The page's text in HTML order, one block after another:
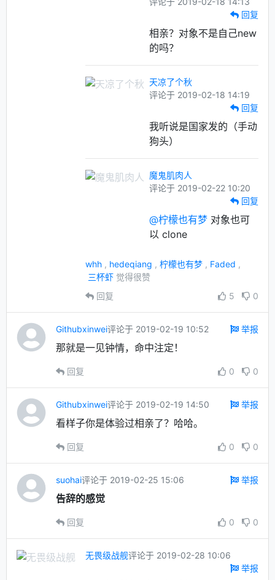
回复
相亲？对象不是自己new
的吗？
天凉了个秋
评论于 2019-02-18 14:19
回复
我听说是国家发的（手动
狗头）
魔鬼肌肉人
评论于 2019-02-22 10:20
回复
@柠檬也有梦 对象也可
以 clone
whh , hedeqiang , 柠檬也有梦 , Faded ,
三杯虾 觉得很赞
回复
5 0
Githubxinwei评论于 2019-02-19 10:52 举报
那就是一见钟情，命中注定！
回复 0 0
Githubxinwei评论于 2019-02-19 14:50 举报
看样子你是体验过相亲了？哈哈。
回复 0 0
suohai评论于 2019-02-25 15:06 举报
告辞的感觉
回复 0 0
无畏级战舰评论于 2019-02-28 10:06
举报